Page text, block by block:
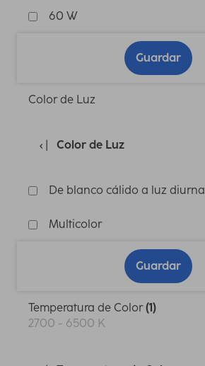
60 W
Guardar
Color de Luz
Color de Luz
De blanco cálido a luz diurna
Multicolor
Guardar
Temperatura de Color(1)
2700 - 6500 K